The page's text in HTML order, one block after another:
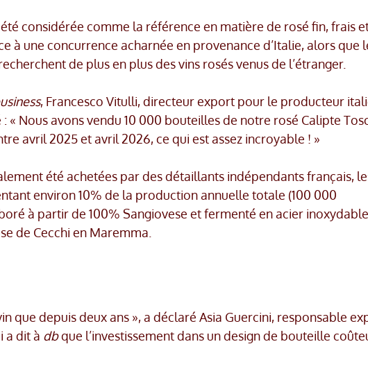
considérée comme la référence en matière de rosé fin, frais
à une concurrence acharnée en provenance d’Italie, alors que
de plus en plus des vins rosés venus de l’étranger.
, Francesco Vitulli, directeur export pour le producteur
« Nous avons vendu 10 000 bouteilles de notre rosé Calipte
avril 2025 et avril 2026, ce qui est assez incroyable ! »
été achetées par des détaillants indépendants français,
environ 10% de la production annuelle totale (100 000
à partir de 100% Sangiovese et fermenté en acier
de Cecchi en Maremma.
que depuis deux ans », a déclaré Asia Guercini, responsable
a dit à dbque l’investissement dans un design de bouteille